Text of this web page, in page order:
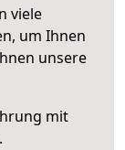
viele
um Ihnen
unsere
mit
.